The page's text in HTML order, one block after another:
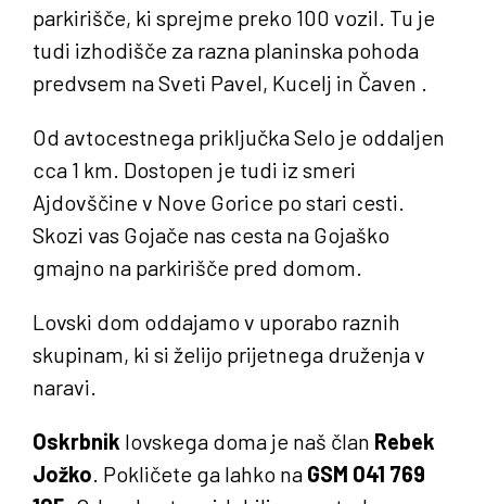
parkirišče, ki sprejme preko 100 vozil. Tu je
tudi izhodišče za razna planinska pohoda
predvsem na Sveti Pavel, Kucelj in Čaven .
Od avtocestnega priključka Selo je oddaljen
cca 1 km. Dostopen je tudi iz smeri
Ajdovščine v Nove Gorice po stari cesti.
Skozi vas Gojače nas cesta na Gojaško
gmajno na parkirišče pred domom.
Lovski dom oddajamo v uporabo raznih
skupinam, ki si želijo prijetnega druženja v
naravi.
Oskrbnik lovskega doma je naš član Rebek
Jožko. Pokličete ga lahko na GSM 041 769
KJE SMO